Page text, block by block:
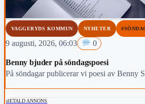
VAGGERYDS KOMMUN NYHETER
9 augusti, 2026, 06:03 0
Benny bjuder på söndagspoesi
På söndagar publicerar vi poesi av Benny
BETALD ANNONS